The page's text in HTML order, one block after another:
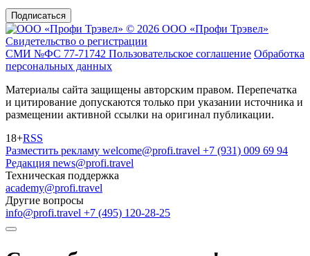
Подписаться
© 2026 ООО «Профи Трэвeл»
Свидетельство о регистрации
СМИ №ФС 77-71742 Пользовательское соглашение Обработка
персональных данных
Материалы сайта защищены авторским правом. Перепечатка
и цитирование допускаются только при указании источника и
размещении активной ссылки на оригинал публикации.
18+RSS
Разместить рекламу welcome@profi.travel +7 (931) 009 69 94
Редакция news@profi.travel
Техническая поддержка
academy@profi.travel
Другие вопросы
info@profi.travel +7 (495) 120-28-25